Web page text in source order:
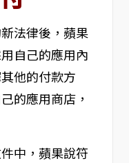
法律後，蘋果
自己的應用內
他的付款方
的應用商店，
中，蘋果說符